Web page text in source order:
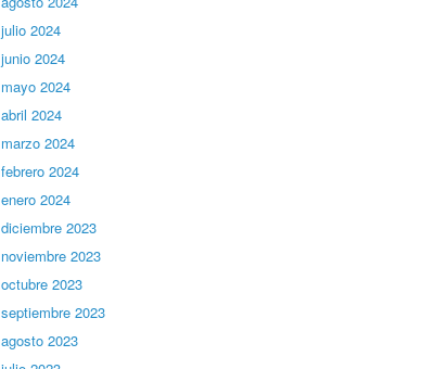
julio 2024
junio 2024
mayo 2024
abril 2024
marzo 2024
febrero 2024
enero 2024
diciembre 2023
noviembre 2023
octubre 2023
septiembre 2023
agosto 2023